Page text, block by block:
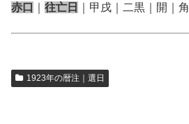
赤口
往亡日 ｜甲戌｜二黒｜開｜角
1923年の暦注｜選日